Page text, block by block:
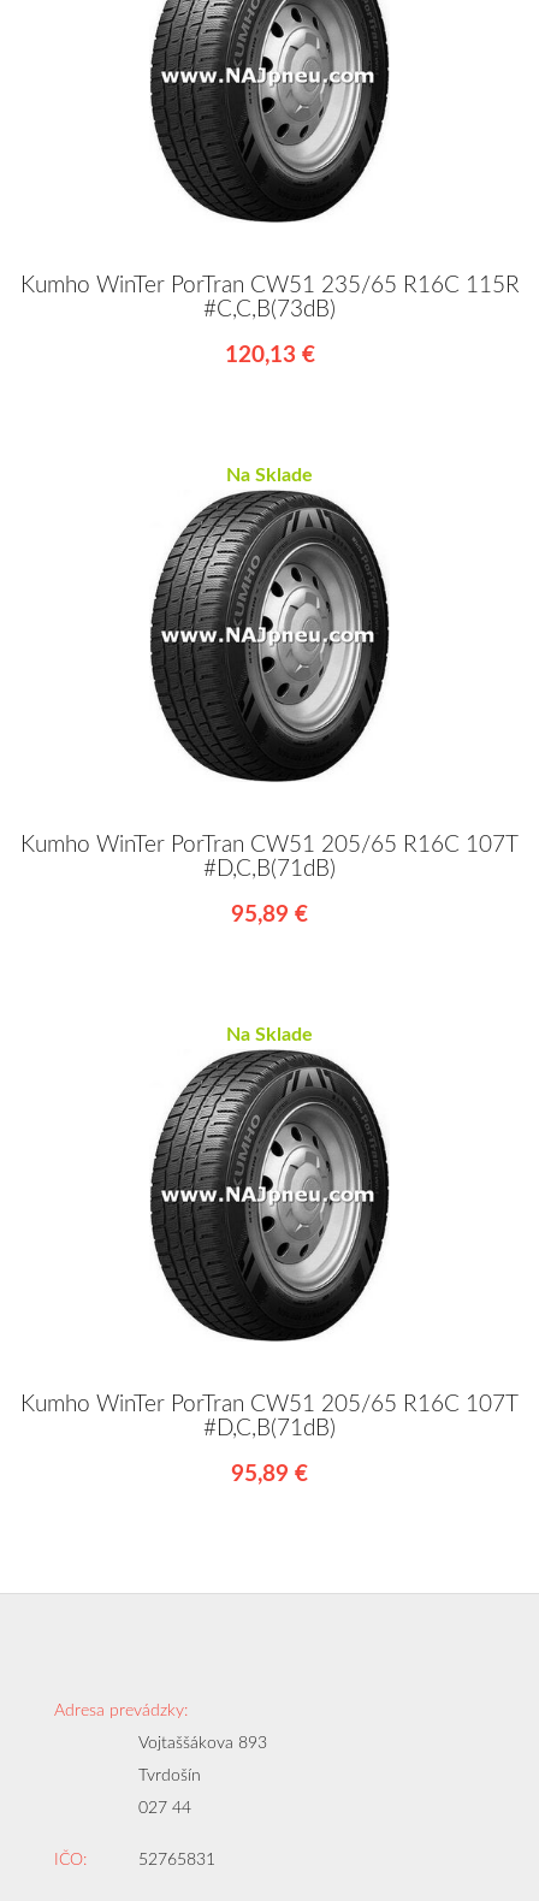
Kumho WinTer PorTran CW51 235/65 R16C 115R
#C,C,B(73dB)
120,13 €
Na Sklade
Kumho WinTer PorTran CW51 205/65 R16C 107T
#D,C,B(71dB)
95,89 €
Na Sklade
Kumho WinTer PorTran CW51 205/65 R16C 107T
#D,C,B(71dB)
95,89 €
Adresa prevádzky:
Vojtaššákova 893
Tvrdošín
027 44
IČO: 52765831